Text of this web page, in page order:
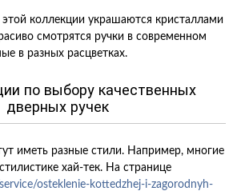
коллекции украшаются кристаллами
смотрятся ручки в современном
в разных расцветках.
по выбору качественных
дверных ручек
иметь разные стили. Например, многие
хай-тек. На странице
osteklenie-kottedzhej-i-zagorodnyh-